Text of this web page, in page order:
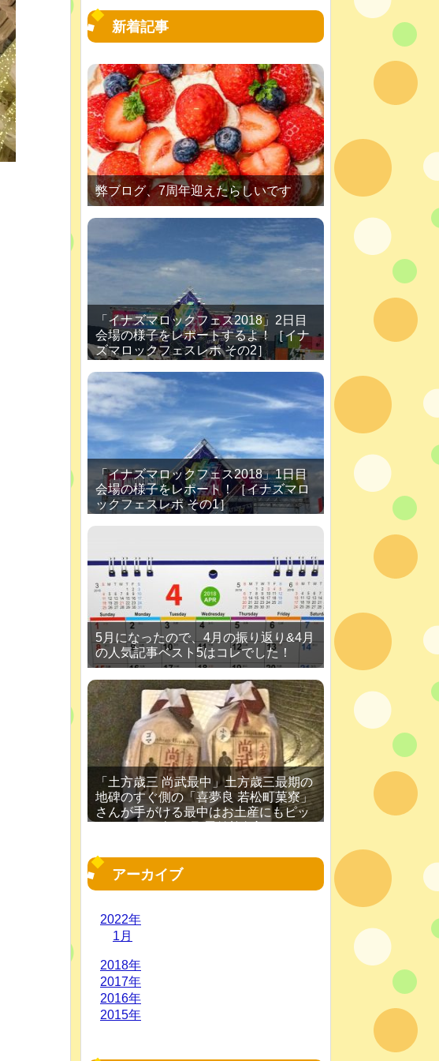
新着記事
弊ブログ、7周年迎えたらしいです
「イナズマロックフェス2018」2日目
会場の様子をレポートするよ！［イナ
ズマロックフェスレポ その2］
「イナズマロックフェス2018」1日目
会場の様子をレポート！［イナズマロ
ックフェスレポ その1］
5月になったので、4月の振り返り&4月
の人気記事ベスト5はコレでした！
「土方歳三 尚武最中」土方歳三最期の
地碑のすぐ側の「喜夢良 若松町菓寮」
さんが手がける最中はお土産にもピッ
アーカイブ
2022年
1月
2018年
2017年
2016年
2015年